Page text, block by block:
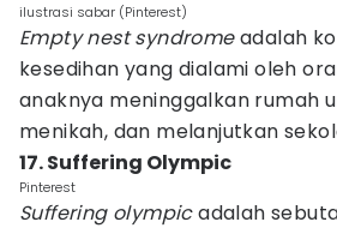
ilustrasi sabar (Pinterest)
Empty nest syndromeadalah
kesedihan yang dialami oleh
anaknya meninggalkan rumah
menikah, dan melanjutkan
17. Suffering Olympic
Pinterest
Suffering olympicadalah